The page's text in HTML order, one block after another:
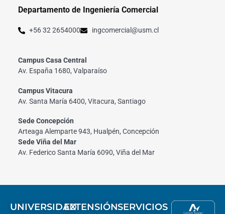
Departamento de Ingeniería Comercial
+56 32 2654000 ingcomercial@usm.cl
Campus Casa Central
Av. España 1680, Valparaíso
Campus Vitacura
Av. Santa María 6400, Vitacura, Santiago
Sede Concepción
Arteaga Alemparte 943, Hualpén, Concepción
Sede Viña del Mar
Av. Federico Santa María 6090, Viña del Mar
UNIVERSIDADEXTENSIÓNSERVICIOS